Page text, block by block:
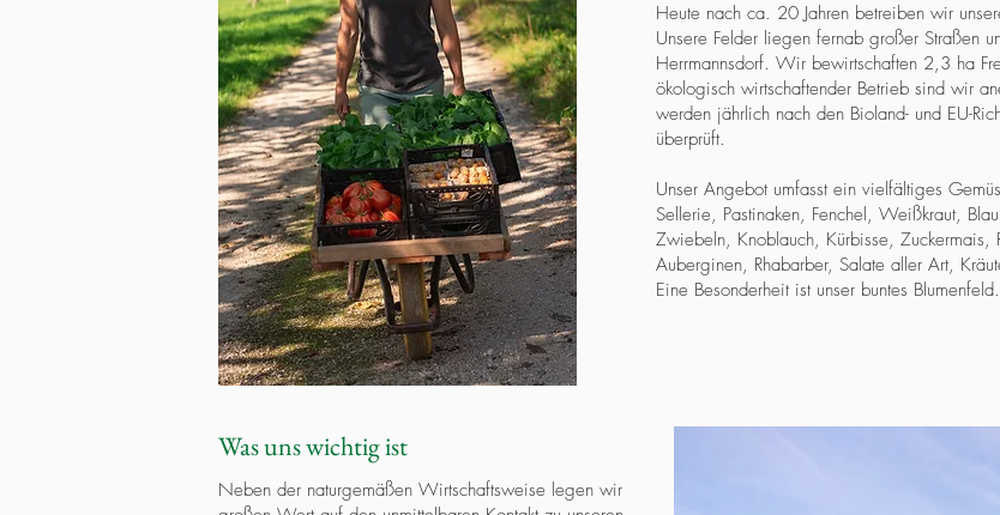
Heute nach ca. 20 Jahren betreiben wir
Unsere Felder liegen fernab großer Straßen
Herrmannsdorf. Wir bewirtschaften 2,3 ha
ökologisch wirtschaftender Betrieb sind wir
werden jährlich nach den Bioland- und EU-
überprüft.
Unser Angebot umfasst ein vielfältiges
Sellerie, Pastinaken, Fenchel, Weißkraut,
Zwiebeln, Knoblauch, Kürbisse, Zuckermais,
Auberginen, Rhabarber, Salate aller Art,
Eine Besonderheit ist unser buntes Blumenfeld.
Neben der naturgemäßen Wirtschaftsweise legen wir
Was uns wichtig ist